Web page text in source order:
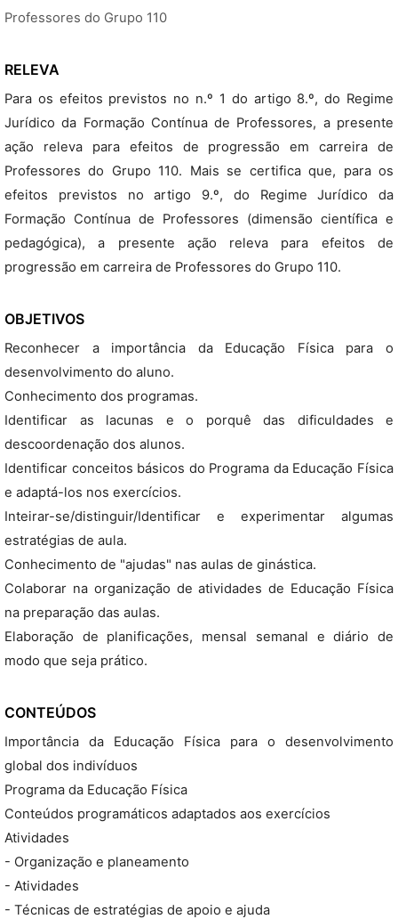
Professores do Grupo 110
RELEVA
Para os efeitos previstos no n.º 1 do artigo 8.º, do Regime
Jurídico da Formação Contínua de Professores, a presente
ação releva para efeitos de progressão em carreira de
Professores do Grupo 110. Mais se certifica que, para os
efeitos previstos no artigo 9.º, do Regime Jurídico da
Formação Contínua de Professores (dimensão científica e
pedagógica), a presente ação releva para efeitos de
progressão em carreira de Professores do Grupo 110.
OBJETIVOS
Reconhecer a importância da Educação Física para o
desenvolvimento do aluno.
Conhecimento dos programas.
Identificar as lacunas e o porquê das dificuldades e
descoordenação dos alunos.
Identificar conceitos básicos do Programa da Educação Física
e adaptá-los nos exercícios.
Inteirar-se/distinguir/Identificar e experimentar algumas
estratégias de aula.
Conhecimento de "ajudas" nas aulas de ginástica.
Colaborar na organização de atividades de Educação Física
na preparação das aulas.
Elaboração de planificações, mensal semanal e diário de
modo que seja prático.
CONTEÚDOS
Importância da Educação Física para o desenvolvimento
global dos indivíduos
Programa da Educação Física
Conteúdos programáticos adaptados aos exercícios
Atividades
- Organização e planeamento
- Atividades
- Técnicas de estratégias de apoio e ajuda